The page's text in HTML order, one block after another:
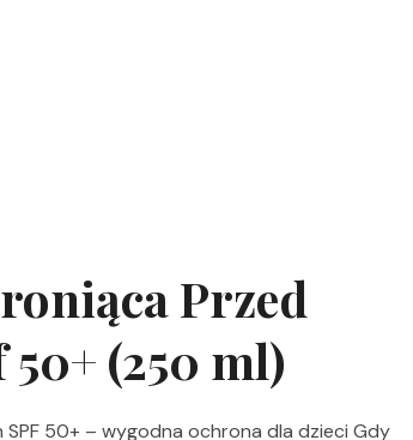
Przed
50+ (250 ml)
SPF 50+ – wygodna ochrona dla dzieci Gdy